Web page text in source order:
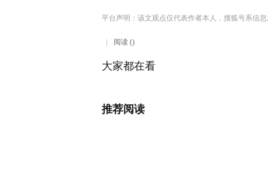
平台声明：该文观点仅代表作者本人，搜狐号系信
阅读 ()
大家都在看
推荐阅读